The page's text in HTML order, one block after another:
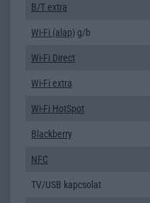
B/T extra
Wi-Fi (alap) g/b
Wi-Fi Direct
Wi-Fi extra
Wi-Fi HotSpot
Blackberry
NFC
TV/USB kapcsolat